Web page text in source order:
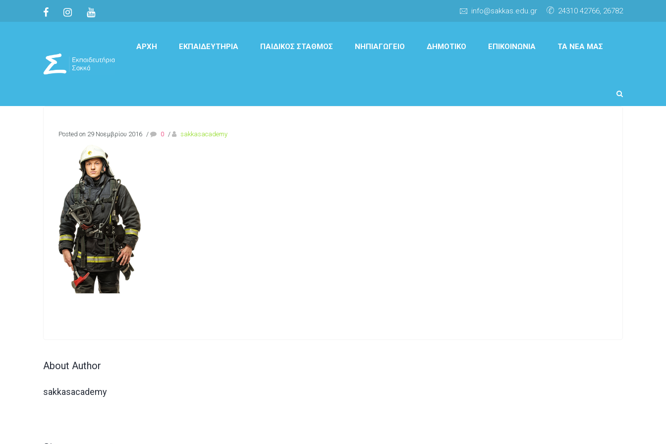
info@sakkas.edu.gr 24310 42766, 26782
ΑΡΧΉ ΕΚΠΑΙΔΕΥΤΉΡΙΑ ΠΑΙΔΙΚΌΣ ΣΤΑΘΜΌΣ ΝΗΠΙΑΓΩΓΕΊΟ ΔΗΜΟΤΙΚΌ ΕΠΙΚΟΙΝΩΝΊΑ ΤΑ ΝΈΑ ΜΑΣ
Posted on 29 Νοεμβρίου 2016 / 0 / sakkasacademy
About Author
sakkasacademy